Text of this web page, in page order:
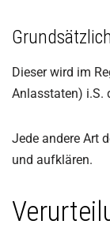
Dieser wird im
Anlasstaten) i.S.
Jede andere Art
und aufklären.